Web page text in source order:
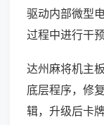
驱动内部微型
过程中进行干
达州麻将机主
底层程序，修
辑，升级后卡